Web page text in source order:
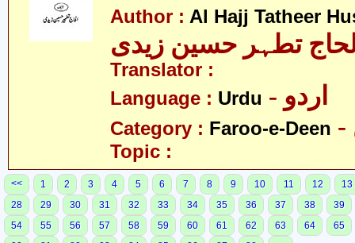
Author : Al Hajj Tatheer
تطہر حسین زیدی
Translator :
Language : Urdu - اردو
Category : Faroo-e-Deen
Topic :
<< 1 2 3 4 5 6 7 8 9 10 11 12
13
28
29 30 31 32 33 34 35 36 37 38
39
54
55 56 57 58 59 60 61 62 63 64
65